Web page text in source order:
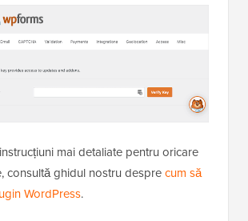
mai detaliate pentru oricare
consultă ghidul nostru desprecum să
WordPress.